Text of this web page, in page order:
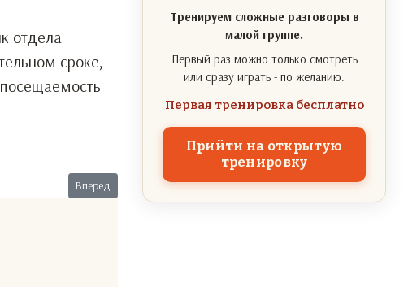
отдела
сроке,
Следующий: Молчать!
Вперед
Тренируем сложные разговоры в
малой группе.
Первый раз можно только смотреть
или сразу играть - по желанию.
Первая тренировка бесплатно
Прийти на открытую
тренировку